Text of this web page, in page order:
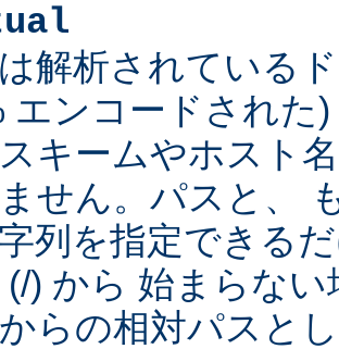
解析されている
エンコードされた
キームやホスト
せん。パスと、
列を指定できる
(/) から 始まらな
からの相対パスと